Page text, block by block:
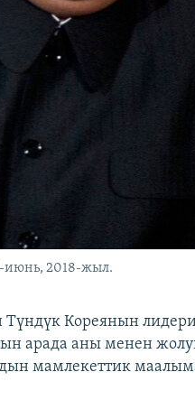
июнь, 2018-жыл.
Түндүк Кореянын
арада аны менен
мамлекеттик